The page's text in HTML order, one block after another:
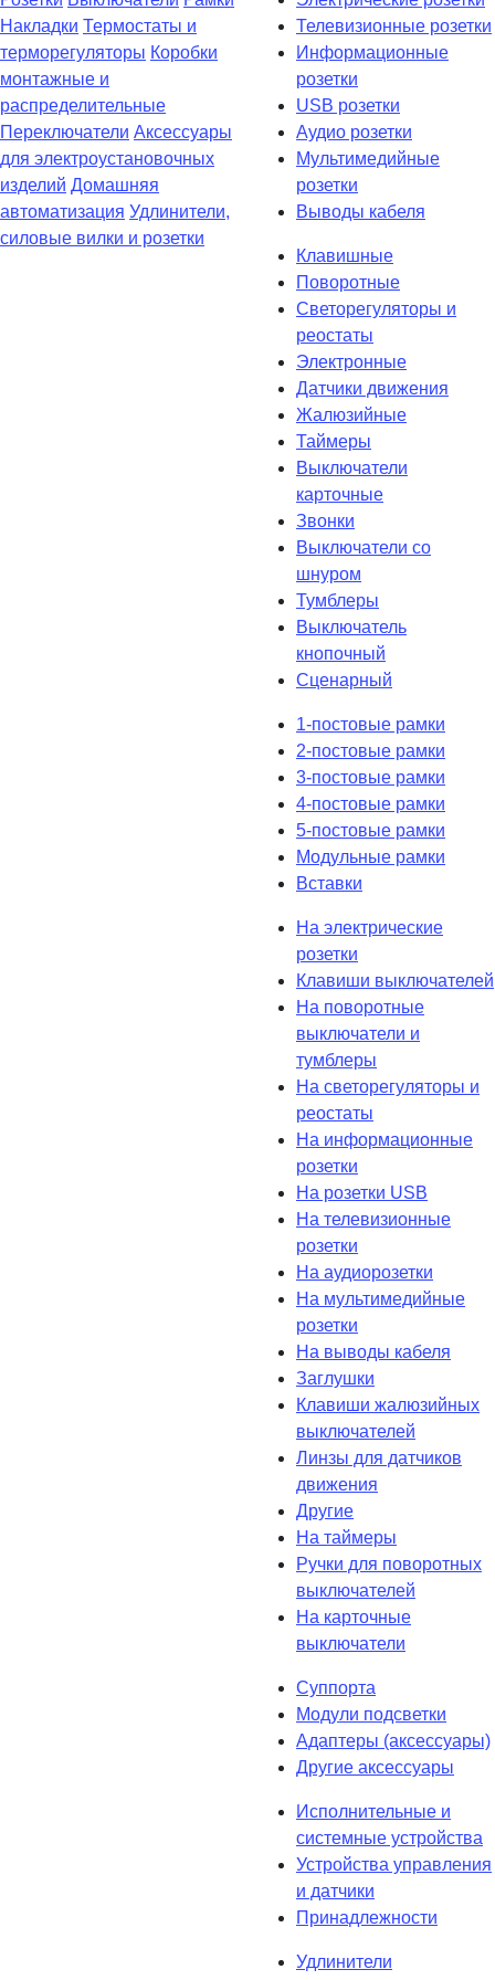
Накладки Термостаты и
терморегуляторы Коробки
монтажные и
распределительные
Переключатели Аксессуары
для электроустановочных
изделий Домашняя
автоматизация Удлинители,
силовые вилки и розетки
Телевизионные розетки
Информационные
розетки
USB розетки
Аудио розетки
Мультимедийные
розетки
Выводы кабеля
Клавишные
Поворотные
Светорегуляторы и
реостаты
Электронные
Датчики движения
Жалюзийные
Таймеры
Выключатели
карточные
Звонки
Выключатели со
шнуром
Тумблеры
Выключатель
кнопочный
Сценарный
1-постовые рамки
2-постовые рамки
3-постовые рамки
4-постовые рамки
5-постовые рамки
Модульные рамки
Вставки
На электрические
розетки
Клавиши выключателей
На поворотные
выключатели и
тумблеры
На светорегуляторы и
реостаты
На информационные
розетки
На розетки USB
На телевизионные
розетки
На аудиорозетки
На мультимедийные
розетки
На выводы кабеля
Заглушки
Клавиши жалюзийных
выключателей
Линзы для датчиков
движения
Другие
На таймеры
Ручки для поворотных
выключателей
На карточные
выключатели
Суппорта
Модули подсветки
Адаптеры (аксессуары)
Другие аксессуары
Исполнительные и
системные устройства
Устройства управления
и датчики
Принадлежности
Удлинители